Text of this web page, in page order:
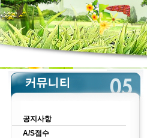
공지사항
A/S접수